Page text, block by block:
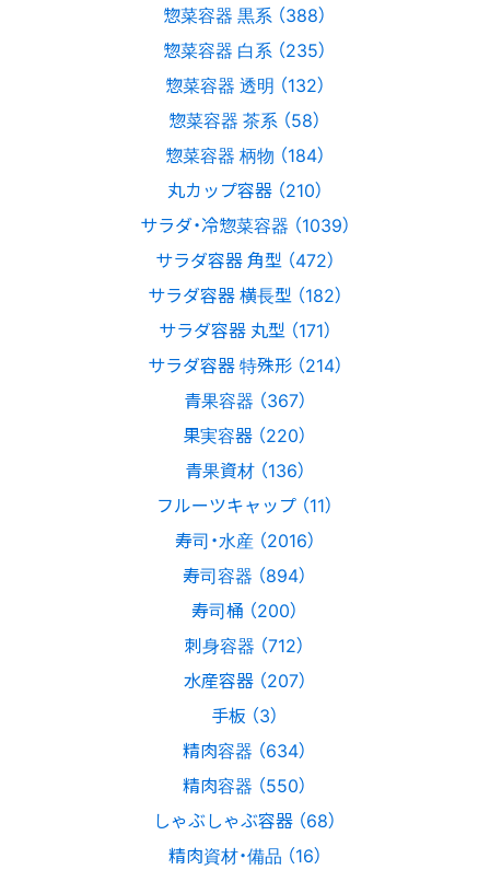
惣菜容器 黒系 （388）
惣菜容器 白系 （235）
惣菜容器 透明 （132）
惣菜容器 茶系 （58）
惣菜容器 柄物 （184）
丸カップ容器 （210）
サラダ・冷惣菜容器 （1039）
サラダ容器 角型 （472）
サラダ容器 横長型 （182）
サラダ容器 丸型 （171）
サラダ容器 特殊形 （214）
青果容器 （367）
果実容器 （220）
青果資材 （136）
フルーツキャップ （11）
寿司・水産 （2016）
寿司容器 （894）
寿司桶 （200）
刺身容器 （712）
水産容器 （207）
手板 （3）
精肉容器 （634）
精肉容器 （550）
しゃぶしゃぶ容器 （68）
精肉資材・備品 （16）